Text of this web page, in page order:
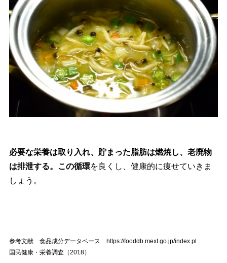
必要な栄養は取り入れ、貯まった脂肪は燃焼し、老廃物
は排泄する。この循環を良くし、健康的に痩せていきま
しょう。
参考文献 食品成分データベース https://fooddb.mext.go.jp/index.pl
国民健康・栄養調査（2018）